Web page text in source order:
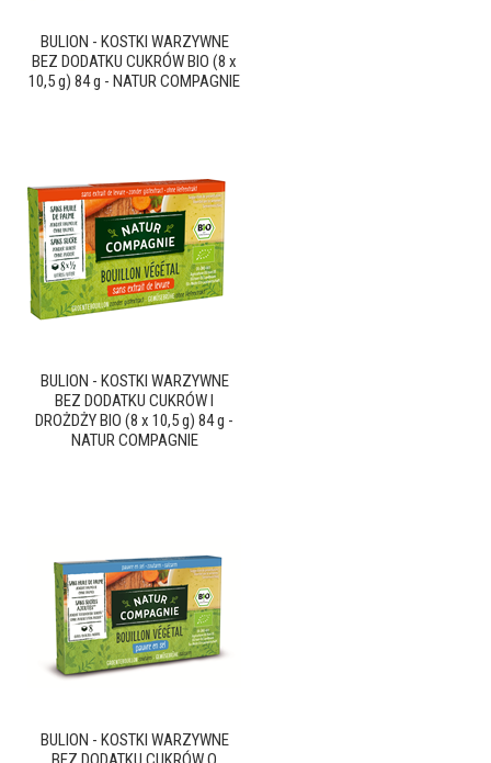
BULION - KOSTKI WARZYWNE
BEZ DODATKU CUKRÓW BIO (8 x
10,5 g) 84 g - NATUR COMPAGNIE
BULION - KOSTKI WARZYWNE
BEZ DODATKU CUKRÓW I
DROŻDŻY BIO (8 x 10,5 g) 84 g -
NATUR COMPAGNIE
BULION - KOSTKI WARZYWNE